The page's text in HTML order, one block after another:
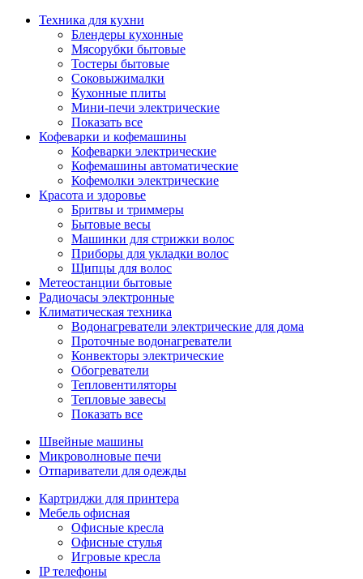
Техника для кухни
Блендеры кухонные
Мясорубки бытовые
Тостеры бытовые
Соковыжималки
Кухонные плиты
Мини-печи электрические
Показать все
Кофеварки и кофемашины
Кофеварки электрические
Кофемашины автоматические
Кофемолки электрические
Красота и здоровье
Бритвы и триммеры
Бытовые весы
Машинки для стрижки волос
Приборы для укладки волос
Щипцы для волос
Метеостанции бытовые
Радиочасы электронные
Климатическая техника
Водонагреватели электрические для дома
Проточные водонагреватели
Конвекторы электрические
Обогреватели
Тепловентиляторы
Тепловые завесы
Показать все
Швейные машины
Микроволновые печи
Отпариватели для одежды
Картриджи для принтера
Мебель офисная
Офисные кресла
Офисные стулья
Игровые кресла
IP телефоны